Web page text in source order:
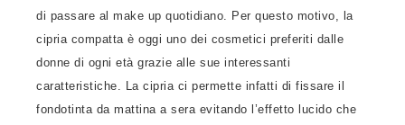
di passare al make up quotidiano. Per questo motivo, la
cipria compatta è oggi uno dei cosmetici preferiti dalle
donne di ogni età grazie alle sue interessanti
caratteristiche. La cipria ci permette infatti di fissare il
fondotinta da mattina a sera evitando l’effetto lucido che